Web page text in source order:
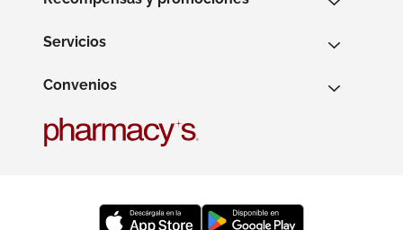
Servicios
Convenios